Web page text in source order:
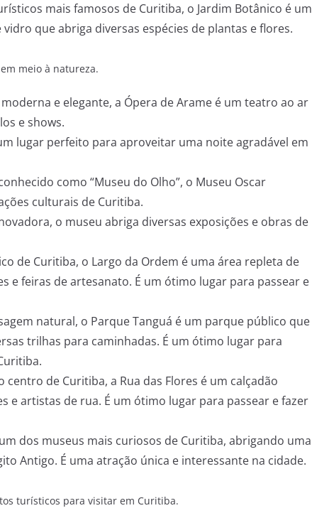
mais famosos de Curitiba, o Jardim Botânico é um
que abriga diversas espécies de plantas e flores.
meio à natureza.
e elegante, a Ópera de Arame é um teatro ao ar
e shows.
lugar perfeito para aproveitar uma noite agradável em
como “Museu do Olho”, o Museu Oscar
culturais de Curitiba.
o museu abriga diversas exposições e obras de
de Curitiba, o Largo da Ordem é uma área repleta de
e feiras de artesanato. É um ótimo lugar para passear e
natural, o Parque Tanguá é um parque público que
trilhas para caminhadas. É um ótimo lugar para
centro de Curitiba, a Rua das Flores é um calçadão
e artistas de rua. É um ótimo lugar para passear e fazer
dos museus mais curiosos de Curitiba, abrigando uma
Antigo. É uma atração única e interessante na cidade.
turísticos para visitar em Curitiba.